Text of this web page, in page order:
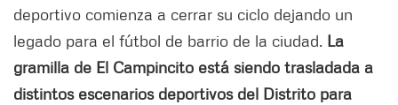
deportivo comienza a cerrar su ciclo dejando un
legado para el fútbol de barrio de la ciudad. La
gramilla de El Campincito está siendo trasladada a
distintos escenarios deportivos del Distrito para